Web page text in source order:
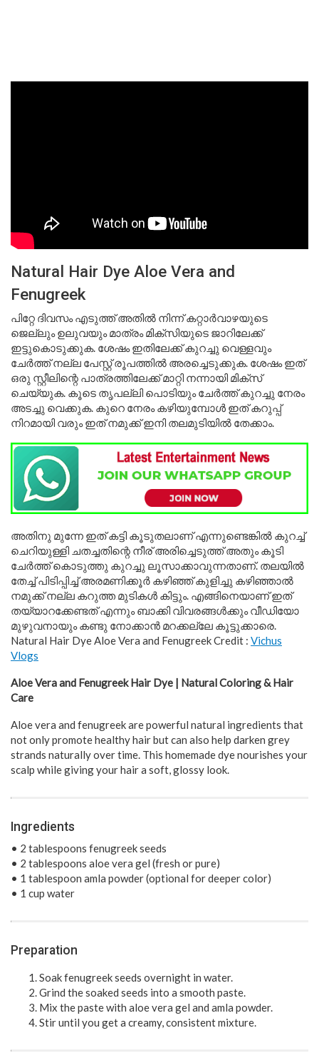
Natural Hair Dye Aloe Vera and
Fenugreek
പിറ്റേ ദിവസം എടുത്ത് അതിൽ നിന്ന് കറ്റാർവാഴയുടെ
ജെല്ലും ഉലുവയും മാത്രം മിക്സിയുടെ ജാറിലേക്ക്
ഇട്ടുകൊടുക്കുക. ശേഷം ഇതിലേക്ക് കുറച്ചു വെള്ളവും
ചേർത്ത് നല്ല പേസ്റ്റ് രൂപത്തിൽ അരച്ചെടുക്കുക. ശേഷം ഇത്
ഒരു സ്റ്റീലിന്റെ പാത്രത്തിലേക്ക് മാറ്റി നന്നായി മിക്സ്
ചെയ്യുക. കൂടെ തൃപല്ലി പൊടിയും ചേർത്ത് കുറച്ചു നേരം
അടച്ചു വെക്കുക. കുറെ നേരം കഴിയുമ്പോൾ ഇത് കറുപ്പ്
നിറമായി വരും ഇത് നമുക്ക് ഇനി തലമുടിയിൽ തേക്കാം.
അതിനു മുന്നേ ഇത് കട്ടി കൂടുതലാണ് എന്നുണ്ടെങ്കിൽ കുറച്ച്
ചെറിയുള്ളി ചതച്ചതിന്റെ നീര് അരിച്ചെടുത്ത് അതും കൂടി
ചേർത്ത് കൊടുത്തു കുറച്ചു ലൂസാക്കാവുന്നതാണ്. തലയിൽ
തേച്ച് പിടിപ്പിച്ച് അരമണിക്കൂർ കഴിഞ്ഞ് കുളിച്ചു കഴിഞ്ഞാൽ
നമുക്ക് നല്ല കറുത്ത മുടികൾ കിട്ടും. എങ്ങിനെയാണ് ഇത്
തയ്യാറക്കേണ്ടത് എന്നും ബാക്കി വിവരങ്ങൾക്കും വീഡിയോ
മുഴുവനായും കണ്ടു നോക്കാൻ മറക്കല്ലേ കൂട്ടുക്കാരെ.
Natural Hair Dye Aloe Vera and Fenugreek Credit : Vichus
Vlogs
Aloe Vera and Fenugreek Hair Dye | Natural Coloring & Hair
Care
Aloe vera and fenugreek are powerful natural ingredients that
not only promote healthy hair but can also help darken grey
strands naturally over time. This homemade dye nourishes your
scalp while giving your hair a soft, glossy look.
Ingredients
• 2 tablespoons fenugreek seeds
• 2 tablespoons aloe vera gel (fresh or pure)
• 1 tablespoon amla powder (optional for deeper color)
• 1 cup water
Preparation
Soak fenugreek seeds overnight in water.
Grind the soaked seeds into a smooth paste.
Mix the paste with aloe vera gel and amla powder.
Stir until you get a creamy, consistent mixture.